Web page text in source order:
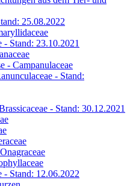
25.08.2022
Stand: 23.10.2021
- Campanulaceae
- Stand:
- Stand: 30.12.2021
- Stand: 12.06.2022